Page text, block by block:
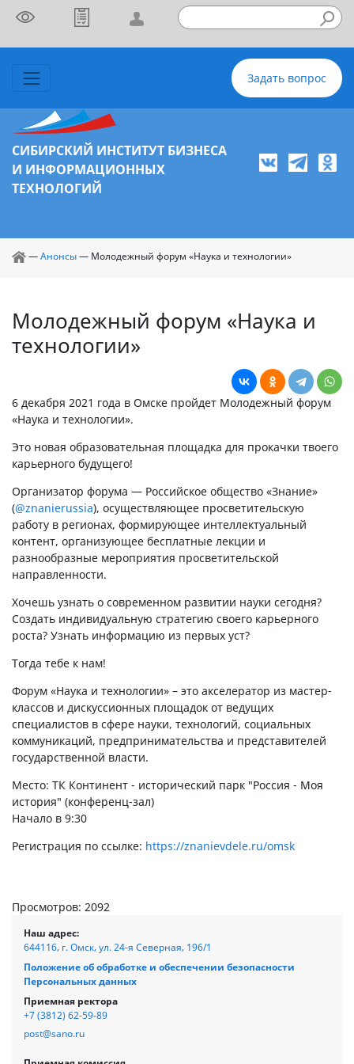
Задать вопрос
СИБИРСКИЙ ИНСТИТУТ БИЗНЕСА
И ИНФОРМАЦИОННЫХ
ТЕХНОЛОГИЙ
—Анонсы— Молодежный форум «Наука и технологии»
Молодежный форум «Наука и
технологии»
6 декабря 2021 года в Омске пройдет Молодежный форум
«Наука и технологии».
Это новая образовательная площадка для прокачки твоего
карьерного будущего!
Организатор форума — Российское общество «Знание»
(@znanierussia), осуществляющее просветительскую
работу в регионах, формирующее интеллектуальный
контент, организующее бесплатные лекции и
разнообразные мероприятия просветительской
направленности.
Хочешь узнать о современном развитии науки сегодня?
Создать индивидуальную стратегию своего карьерного
роста? Узнать информацию из первых уст?
Тогда тебе к нам!
Форум «Наука и технологии» – это акселератор из мастер-
классов и дискуссионных площадок от ведущих
специалистов в сфере науки, технологий, социальных
коммуникаций, предпринимательства и представителей
государственной власти.
Место: ТК Континент - исторический парк "Россия - Моя
история" (конференц-зал)
Начало в 9:30
Регистрация по ссылке: https://znanievdele.ru/omsk
Просмотров: 2092
Наш адрес:
644116, г. Омск, ул. 24-я Северная, 196/1
Положение об обработке и обеспечении безопасности
Персональных данных
Приемная ректора
+7 (3812) 62-59-89
post@sano.ru